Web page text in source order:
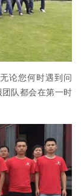
论您何时遇到问
队都会在第一时